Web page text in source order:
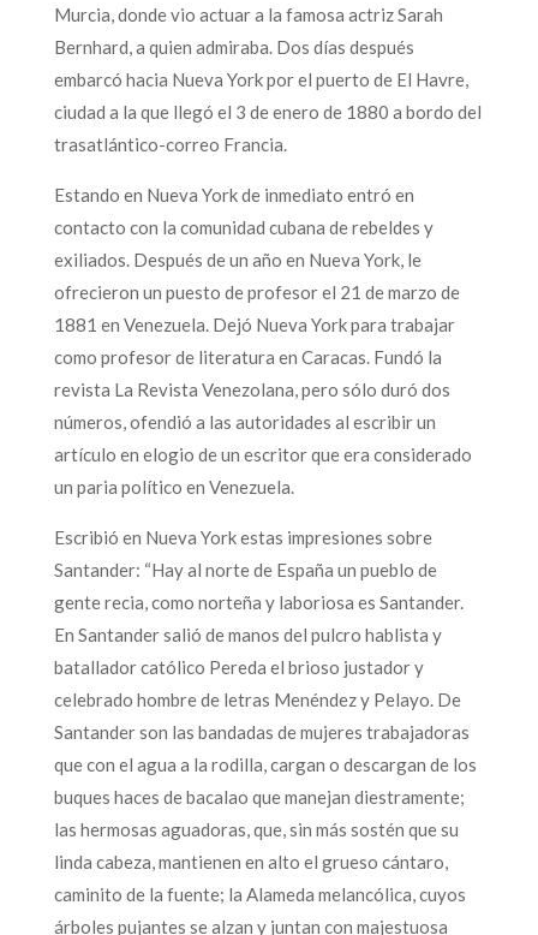
Murcia, donde vio actuar a la famosa actriz Sarah
Bernhard, a quien admiraba. Dos días después
embarcó hacia Nueva York por el puerto de El Havre,
ciudad a la que llegó el 3 de enero de 1880 a bordo del
trasatlántico-correo Francia.
Estando en Nueva York de inmediato entró en
contacto con la comunidad cubana de rebeldes y
exiliados. Después de un año en Nueva York, le
ofrecieron un puesto de profesor el 21 de marzo de
1881 en Venezuela. Dejó Nueva York para trabajar
como profesor de literatura en Caracas. Fundó la
revista La Revista Venezolana, pero sólo duró dos
números, ofendió a las autoridades al escribir un
artículo en elogio de un escritor que era considerado
un paria político en Venezuela.
Escribió en Nueva York estas impresiones sobre
Santander: “Hay al norte de España un pueblo de
gente recia, como norteña y laboriosa es Santander.
En Santander salió de manos del pulcro hablista y
batallador católico Pereda el brioso justador y
celebrado hombre de letras Menéndez y Pelayo. De
Santander son las bandadas de mujeres trabajadoras
que con el agua a la rodilla, cargan o descargan de los
buques haces de bacalao que manejan diestramente;
las hermosas aguadoras, que, sin más sostén que su
linda cabeza, mantienen en alto el grueso cántaro,
caminito de la fuente; la Alameda melancólica, cuyos
árboles pujantes se alzan y juntan con majestuosa